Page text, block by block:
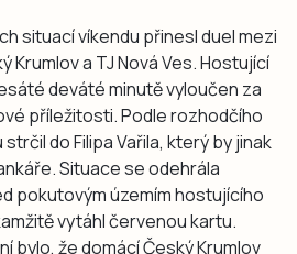
situací víkendu přinesl duel mezi
Krumlov a TJ Nová Ves. Hostující
deváté minutě vyloučen za
příležitosti. Podle rozhodčího
do Filipa Vařila, který by jinak
Situace se odehrála
pokutovým územím hostujícího
vytáhl červenou kartu.
bylo, že domácí Český Krumlov